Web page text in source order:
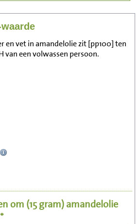
en vet in amandelolie zit [pp100] ten
van een volwassen persoon.
om (15 gram)amandelolie
24